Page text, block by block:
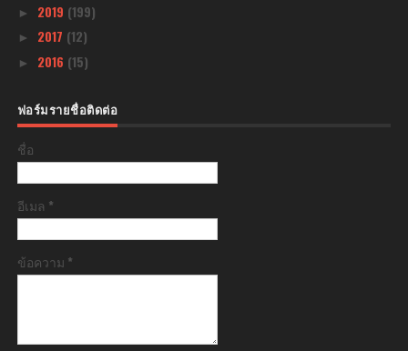
► 2019 (199)
► 2017 (12)
► 2016 (15)
ฟอร์มรายชื่อติดต่อ
ชื่อ
อีเมล *
ข้อความ *